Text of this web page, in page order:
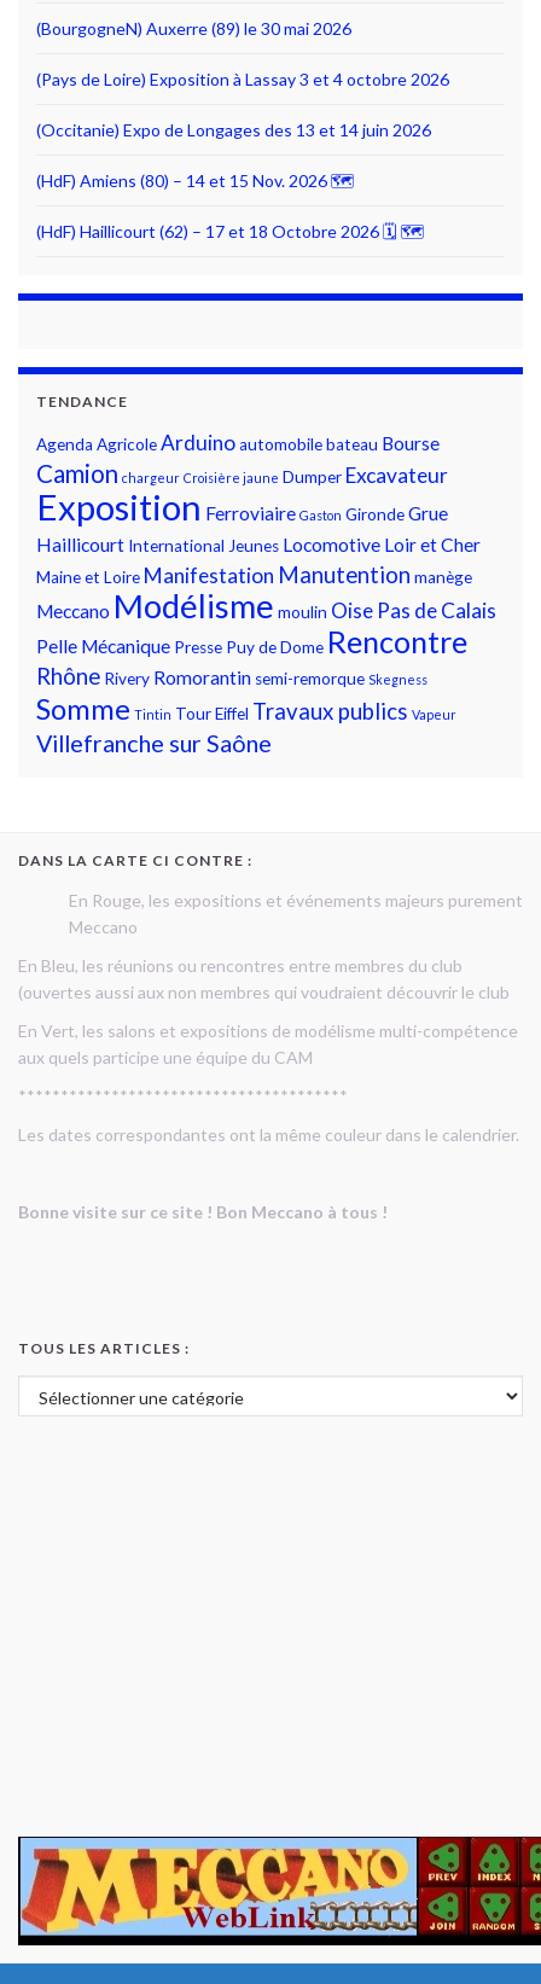
(BourgogneN) Auxerre (89) le 30 mai 2026
(Pays de Loire) Exposition à Lassay 3 et 4 octobre 2026
(Occitanie) Expo de Longages des 13 et 14 juin 2026
(HdF) Amiens (80) – 14 et 15 Nov. 2026 🗺
(HdF) Haillicourt (62) – 17 et 18 Octobre 2026 🗓 🗺
TENDANCE
Agenda AgricoleArduinoautomobilebateau Bourse
Camion chargeur Croisière jaune Dumper Excavateur
Exposition Ferroviaire Gaston GirondeGrue
Haillicourt International Jeunes Locomotive Loir et Cher
Maine et Loire Manifestation Manutention manège
Meccano Modélisme moulin Oise Pas de Calais
Pelle Mécanique Presse Puy de Dome Rencontre
Rhône Rivery Romorantin semi-remorque Skegness
Somme Tintin Tour Eiffel Travaux publics Vapeur
Villefranche sur Saône
DANS LA CARTE CI CONTRE :
En Rouge, les expositions et événements majeurs purement
Meccano
En Bleu, les réunions ou rencontres entre membres du club
(ouvertes aussi aux non membres qui voudraient découvrir le club
En Vert, les salons et expositions de modélisme multi-compétence
aux quels participe une équipe du CAM
***************************************
Les dates correspondantes ont la même couleur dans le calendrier.
Bonne visite sur ce site ! Bon Meccano à tous !
TOUS LES ARTICLES :
Tous les articles :